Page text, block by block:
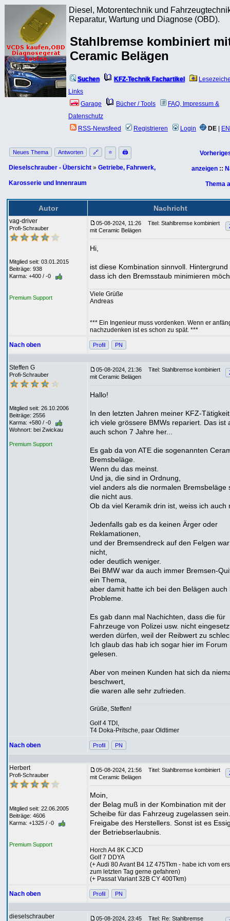
Diesel, Motorentechnik und
Reparatur, Wartung und Diagnose (OBD).
Stahlbremse kombiniert
Ceramic Belägen
Suchen KFZ-Technik Fachartikel
Links
Garage
Bücher / Tools
FAQ, Impressum &
Datenschutz
RSS-Newsfeed
Registrieren Login DE EN
Neues Thema Antworten 🔗 ⭐ 🖨
Dieselschrauber - Übersicht » Getriebe, Fahrwerk,
Karosserie und Innenraum
anzeigen ::
Thema
Autor Nachricht
vag-driver
Profi-Schrauber
Mitglied seit: 03.01.2015
Beiträge: 938
Karma: +400 / -0
Premium Support
05-08-2024, 11:26
Titel: Stahlbremse kombiniert
mit Ceramic Belägen
Hi,
ist diese Kombination sinnvoll. Hintergrund
dass ich den Bremsstaub minimieren
Viele Grüße
Andreas
*** Ein Ingenieur muss vordenken. Wenn er
nachzudenken ist es schon zu spät. ***
Nach oben Profil PN
Steffen G
Profi-Schrauber
Mitglied seit: 26.10.2006
Beiträge: 2556
Karma: +580 / -0
Wohnort: bei Zwickau
Premium Support
05-08-2024, 21:36
Titel: Stahlbremse kombiniert
mit Ceramic Belägen
Hallo!
In den letzten Jahren meiner KFZ-
ich viele grössere BMWs repariert. Das ist
auch schon 7 Jahre her...
Es gab da von ATE die sogenannten
Bremsbeläge.
Wenn du das meinst.
Und ja, die sind in Ordnung,
viel anders als die normalen Bremsbeläge
die nicht aus.
Ob da viel Keramik drin ist, weiss ich auch
Jedenfalls gab es da keinen Ärger oder
Reklamationen,
und der Bremsendreck auf den Felgen
nicht,
oder deutlich weniger.
Bei BMW war da auch immer Bremsen-
ein Thema,
aber damit hatte ich bei den Belägen auch
Probleme.
Es gab dann mal Nachichten, dass die für
Fahrzeuge von Polizei usw. nicht
werden dürfen, weil der Reibwert zu
Ich glaub das hab ich sogar hier im Forum
gelesen.
Aber von meinen Kunden hat sich da
beschwert,
die waren alle sehr zufrieden.
Grüße, Steffen!
Golf 4 TDI,
T4 Doka-Pritsche, paar Oldtimer
Nach oben Profil PN
Herbert
Profi-Schrauber
Mitglied seit: 22.06.2005
Beiträge: 4606
Karma: +1325 / -0
Premium Support
05-08-2024, 21:56
Titel: Stahlbremse kombiniert
mit Ceramic Belägen
Moin,
der Belag muß in der Kombination mit der
Scheibe für das Fahrzeug zugelassen
Freigabe des Herstellers. Sonst ist es
der Betriebserlaubnis.
Horch A4 8K CJCD
Golf 7 DDYA
(+ Audi 80 Avant B4 1Z 475Tkm - habe ich vom
zum letzten Tag gerne gefahren)
(+ Passat Variant 32B CY 400Tkm)
Nach oben Profil PN
dieselschrauber 05-08-2024, 23:45 Titel: Re: Stahlbremse